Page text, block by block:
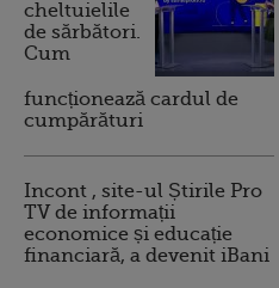
cheltuielile
de sărbători.
Cum
funcționează cardul de
cumpărături
Incont , site-ul Știrile Pro
TV de informații
economice și educație
financiară, a devenit iBani